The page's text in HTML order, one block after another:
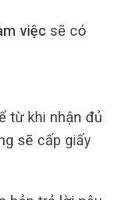
việcsẽ có
từ khi nhận đủ
sẽ cấp giấy